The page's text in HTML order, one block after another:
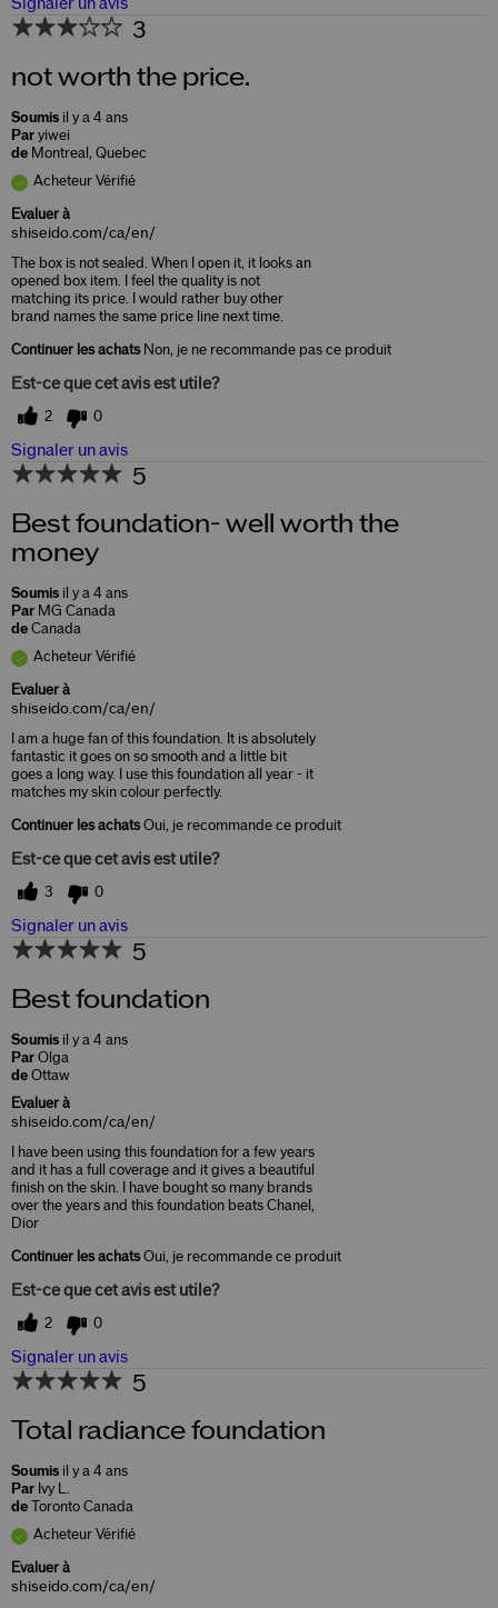
Signaler un avis
3
not worth the price.
Soumis il y a 4 ans
Par yiwei
de Montreal, Quebec
Acheteur Vérifié
Evaluer à
shiseido.com/ca/en/
The box is not sealed. When I open it, it looks an
opened box item. I feel the quality is not
matching its price. I would rather buy other
brand names the same price line next time.
Continuer les achatsNon, je ne recommande pas ce produit
Est-ce que cet avis est utile?
2 0
Signaler un avis
5
Best foundation- well worth the
money
Soumis il y a 4 ans
Par MG Canada
de Canada
Acheteur Vérifié
Evaluer à
shiseido.com/ca/en/
I am a huge fan of this foundation. It is absolutely
fantastic it goes on so smooth and a little bit
goes a long way. I use this foundation all year - it
matches my skin colour perfectly.
Continuer les achatsOui, je recommande ce produit
Est-ce que cet avis est utile?
3 0
Signaler un avis
5
Best foundation
Soumis il y a 4 ans
Par Olga
de Ottaw
Evaluer à
shiseido.com/ca/en/
I have been using this foundation for a few years
and it has a full coverage and it gives a beautiful
finish on the skin. I have bought so many brands
over the years and this foundation beats Chanel,
Dior
Continuer les achatsOui, je recommande ce produit
Est-ce que cet avis est utile?
2 0
Signaler un avis
5
Total radiance foundation
Soumis il y a 4 ans
Par Ivy L.
de
Toronto Canada
Acheteur Vérifié
Evaluer à
shiseido.com/ca/en/